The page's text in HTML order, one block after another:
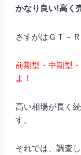
かなり良い!高く
さすがはＧＴ－
前期型・中期型
よ！
高い相場が長く
す。
それでは、調査